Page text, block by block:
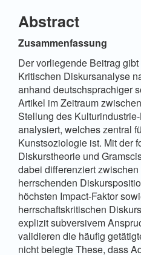
Abstract
Zusammenfassung
Der vorliegende Beitrag
Kritischen Diskursanalyse
anhand deutschsprachiger
Artikel im Zeitraum
Stellung des
analysiert, welches zentral
Kunstsoziologie ist. Mit der
Diskurstheorie und
dabei differenziert
herrschenden
höchsten Impact-Faktor
herrschaftskritischen
explizit subversivem
validieren die häufig
nicht belegte These, dass